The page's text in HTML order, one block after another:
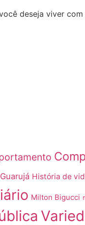
deseja viver
Guarujá História de
Milton Bigucci